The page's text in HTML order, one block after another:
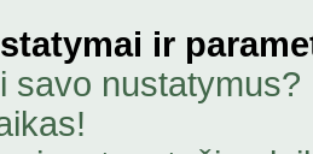
ir
savo nustatymus?